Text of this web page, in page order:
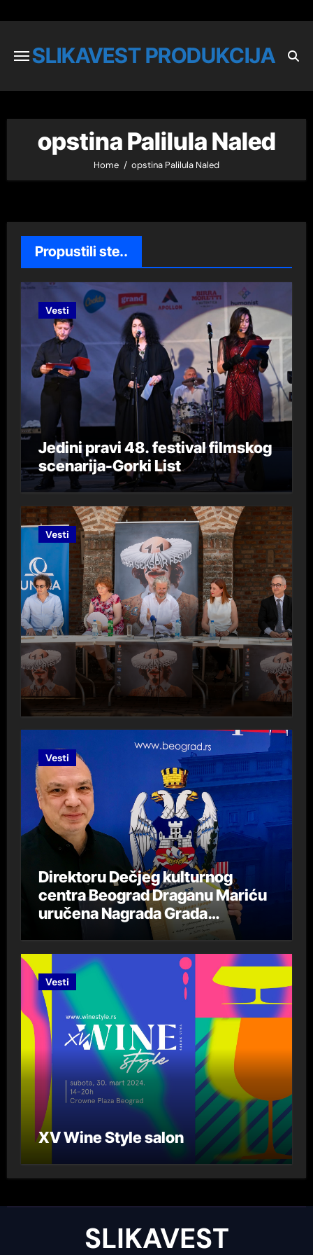
SLIKAVEST PRODUKCIJA
opstina Palilula Naled
Home opstina Palilula Naled
Propustili ste..
Vesti
Jedini pravi 48. festival filmskog
scenarija-Gorki List
Vesti
Vesti
Direktoru Dečjeg kulturnog
centra Beograd Draganu Mariću
uručena Nagrada Grada
Beograda „DespotStefan
Lazarević“ za 2023. godinu
Vesti
XV Wine Style salon
SLIKAVEST